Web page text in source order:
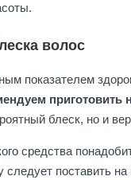
волос
показателем
блеск, но и
средства
следует поставить